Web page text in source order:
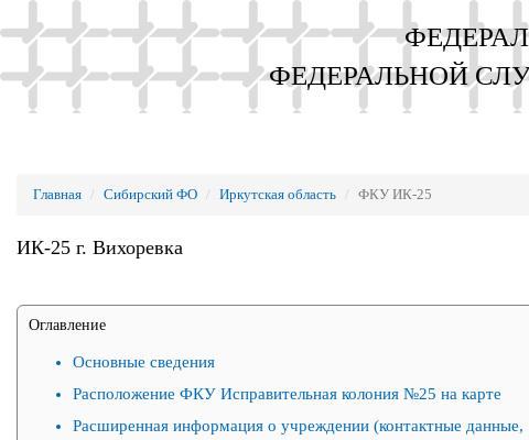
ФЕДЕРАЛЬНОЙ
Главная Сибирский ФО Иркутская область ФКУ ИК-25
ИК-25 г. Вихоревка
Оглавление
Основные сведения
Расположение ФКУ Исправительная колония №25 на карте
Расширенная информация о учреждении (контактные данные,